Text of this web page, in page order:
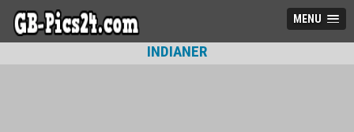
MENU
INDIANER